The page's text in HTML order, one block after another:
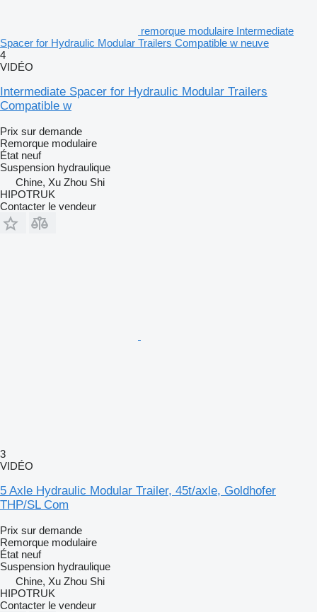
remorque modulaire Intermediate
Spacer for Hydraulic Modular Trailers Compatible w neuve
4
VIDÉO
Intermediate Spacer for Hydraulic Modular Trailers
Compatible w
Prix sur demande
Remorque modulaire
État neuf
Suspension hydraulique
Chine, Xu Zhou Shi
HIPOTRUK
Contacter le vendeur
3
VIDÉO
5 Axle Hydraulic Modular Trailer, 45t/axle, Goldhofer
THP/SL Com
Prix sur demande
Remorque modulaire
État neuf
Suspension hydraulique
Chine, Xu Zhou Shi
HIPOTRUK
Contacter le vendeur